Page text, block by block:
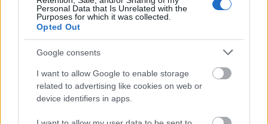
Personal Data that Is Unrelated with the
Purposes for which it was collected.
Opted Out
Google consents
I want to allow Google to enable storage
related to advertising like cookies on web or
device identifiers in apps.
Eddie Vedder és Chan Marshall idei közös felvétele, a
Tonight You Belong To Me
sztenderd ukulelés feldolgozása: